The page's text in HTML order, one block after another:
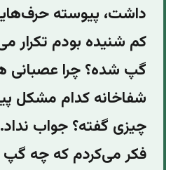
داشت، پیوسته حرف‌هایی
کم شنیده بودم تکرار
گپ شده؟ چرا عصبانی
شفاخانه کدام مشکل
چیزی گفته؟ جواب
فکر می‌کردم که چه